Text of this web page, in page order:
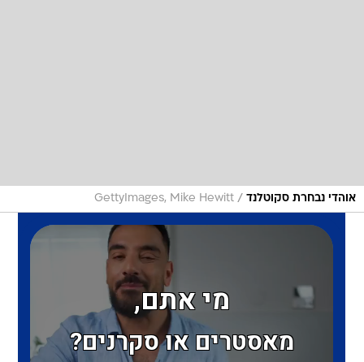
אוהדי נבחרת סקוטלנד /
GettyImages, Mike Hewitt